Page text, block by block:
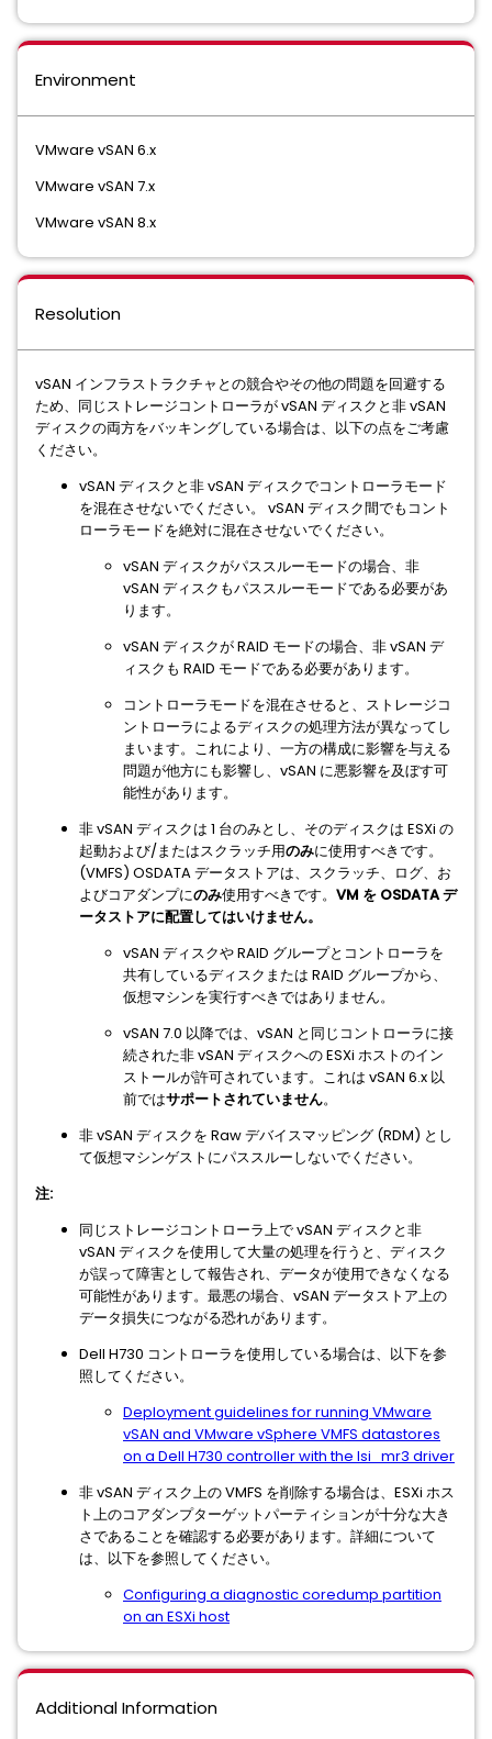
Environment
VMware vSAN 6.x
VMware vSAN 7.x
VMware vSAN 8.x
Resolution
vSAN インフラストラクチャとの競合やその他の問題を回避する
ため、同じストレージコントローラが vSAN ディスクと非 vSAN
ディスクの両方をバッキングしている場合は、以下の点をご考慮
ください。
vSAN ディスクと非 vSAN ディスクでコントローラモード
を混在させないでください。 vSAN ディスク間でもコント
ローラモードを絶対に混在させないでください。
vSAN ディスクがパススルーモードの場合、非
vSAN ディスクもパススルーモードである必要があ
ります。
vSAN ディスクが RAID モードの場合、非 vSAN デ
ィスクも RAID モードである必要があります。
コントローラモードを混在させると、ストレージコ
ントローラによるディスクの処理方法が異なってし
まいます。これにより、一方の構成に影響を与える
問題が他方にも影響し、vSAN に悪影響を及ぼす可
能性があります。
非 vSAN ディスクは 1 台のみとし、そのディスクは ESXi の
起動および/またはスクラッチ用のみに使用すべきです。
(VMFS) OSDATA データストアは、スクラッチ、ログ、お
よびコアダンプにのみ使用すべきです。 VM を OSDATA デ
ータストアに配置してはいけません。
vSAN ディスクや RAID グループとコントローラを
共有しているディスクまたは RAID グループから、
仮想マシンを実行すべきではありません。
vSAN 7.0 以降では、vSAN と同じコントローラに接
続された非 vSAN ディスクへの ESXi ホストのイン
ストールが許可されています。これは vSAN 6.x 以
前ではサポートされていません。
非 vSAN ディスクを Raw デバイスマッピング (RDM) とし
て仮想マシンゲストにパススルーしないでください。
注:
同じストレージコントローラ上で vSAN ディスクと非
vSAN ディスクを使用して大量の処理を行うと、ディスク
が誤って障害として報告され、データが使用できなくなる
可能性があります。最悪の場合、vSAN データストア上の
データ損失につながる恐れがあります。
Dell H730 コントローラを使用している場合は、以下を参
照してください。
Deployment guidelines for running VMware
vSAN and VMware vSphere VMFS datastores
on a Dell H730 controller with the lsi_mr3 driver
非 vSAN ディスク上の VMFS を削除する場合は、ESXi ホス
ト上のコアダンプターゲットパーティションが十分な大き
さであることを確認する必要があります。詳細について
は、以下を参照してください。
Configuring a diagnostic coredump partition
on an ESXi host
Additional Information